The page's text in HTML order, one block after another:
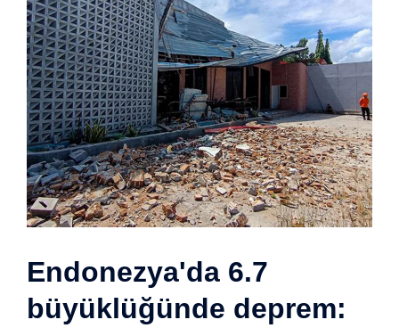
Endonezya'da 6.7
büyüklüğünde deprem: